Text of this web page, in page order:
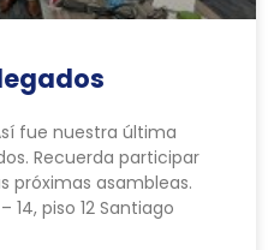
fue nuestra última
Recuerda participar
próximas asambleas.
14, piso 12 Santiago